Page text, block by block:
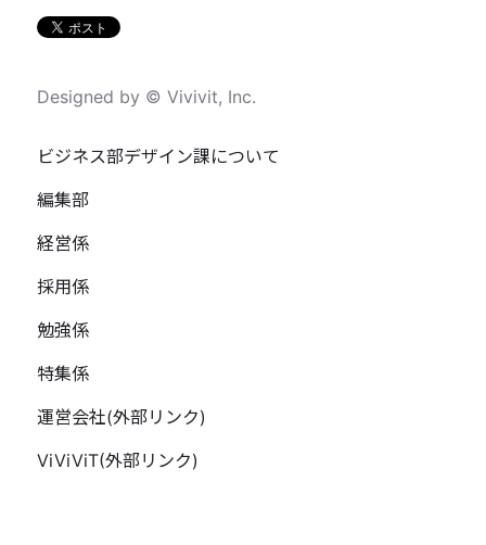
Designed by © Vivivit, Inc.
ビジネス部デザイン課について
編集部
経営係
採用係
勉強係
特集係
運営会社(外部リンク)
ViViViT(外部リンク)